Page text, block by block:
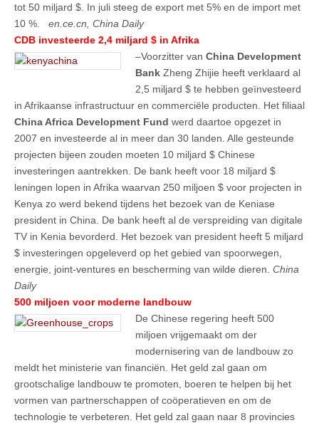
tot 50 miljard $. In juli steeg de export met 5% en de import met
10 %. en.ce.cn, China Daily
CDB investeerde 2,4 miljard $ in Afrika
–Voorzitter van China Development
Bank Zheng Zhijie heeft verklaard al
2,5 miljard $ te hebben geïnvesteerd
in Afrikaanse infrastructuur en commerciële producten. Het filiaal
China Africa Development Fund werd daartoe opgezet in
2007 en investeerde al in meer dan 30 landen. Alle gesteunde
projecten bijeen zouden moeten 10 miljard $ Chinese
investeringen aantrekken. De bank heeft voor 18 miljard $
leningen lopen in Afrika waarvan 250 miljoen $ voor projecten in
Kenya zo werd bekend tijdens het bezoek van de Keniase
president in China. De bank heeft al de verspreiding van digitale
TV in Kenia bevorderd. Het bezoek van president heeft 5 miljard
$ investeringen opgeleverd op het gebied van spoorwegen,
energie, joint-ventures en bescherming van wilde dieren. China
Daily
500 miljoen voor moderne landbouw
De Chinese regering heeft 500
miljoen vrijgemaakt om der
modernisering van de landbouw zo
meldt het ministerie van financiën. Het geld zal gaan om
grootschalige landbouw te promoten, boeren te helpen bij het
vormen van partnerschappen of coöperatieven en om de
technologie te verbeteren. Het geld zal gaan naar 8 provincies